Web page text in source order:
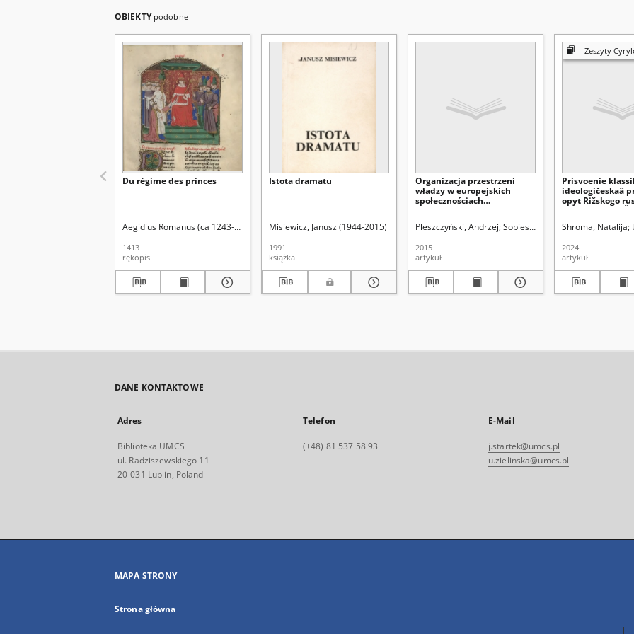
OBIEKTY podobne
Du régime des princes
Aegidius Romanus (ca 1243-1316). Aut. oryg.
1413
rękopis
Istota dramatu
Misiewicz, Janusz (1944-2015)
1991
książka
Organizacja przestrzeni
władzy w europejskich
społecznościach
Pleszczyński, Andrzej Sobiesiak, Joanna Aleksandra.
2015
artykuł
Zeszyty Cyrylo-
Prisvoenie
ideologičeskaâ
opyt Rižskogo
Shroma, Natalija
2024
artykuł
DANE KONTAKTOWE
Adres
Biblioteka UMCS
ul. Radziszewskiego 11
20-031 Lublin, Poland
Telefon
(+48) 81 537 58 93
E-Mail
j.startek@umcs.pl
u.zielinska@umcs.pl
MAPA STRONY
Strona główna